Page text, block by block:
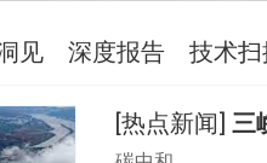
见 深度报告 技术扫
[热点新闻] 三